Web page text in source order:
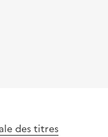
des titres